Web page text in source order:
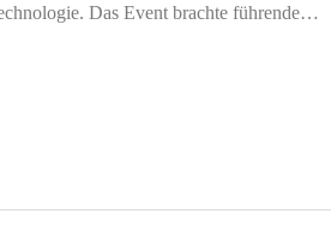
Das Event brachte führende…